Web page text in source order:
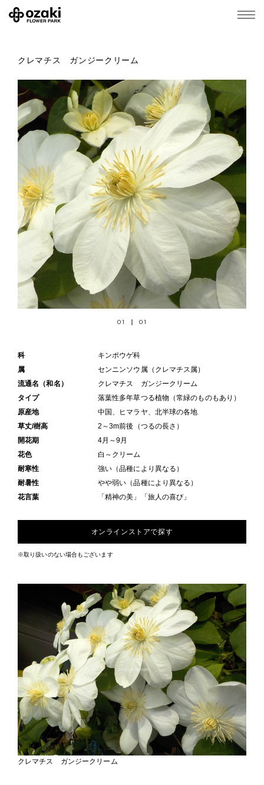
クレマチス ガンジークリーム
01 01
科
キンポウゲ科
属
センニンソウ属（クレマチス属）
流通名（和名）
クレマチス ガンジークリーム
タイプ
落葉性多年草つる植物（常緑のものもあり）
原産地
中国、ヒマラヤ、北半球の各地
草丈/樹高
2～3m前後（つるの長さ）
開花期
4月～9月
花色
白～クリーム
耐寒性
強い（品種により異なる）
耐暑性
やや弱い（品種により異なる）
花言葉
「精神の美」「旅人の喜び」
オンラインストアで探す
※取り扱いのない場合もございます
クレマチス ガンジークリーム